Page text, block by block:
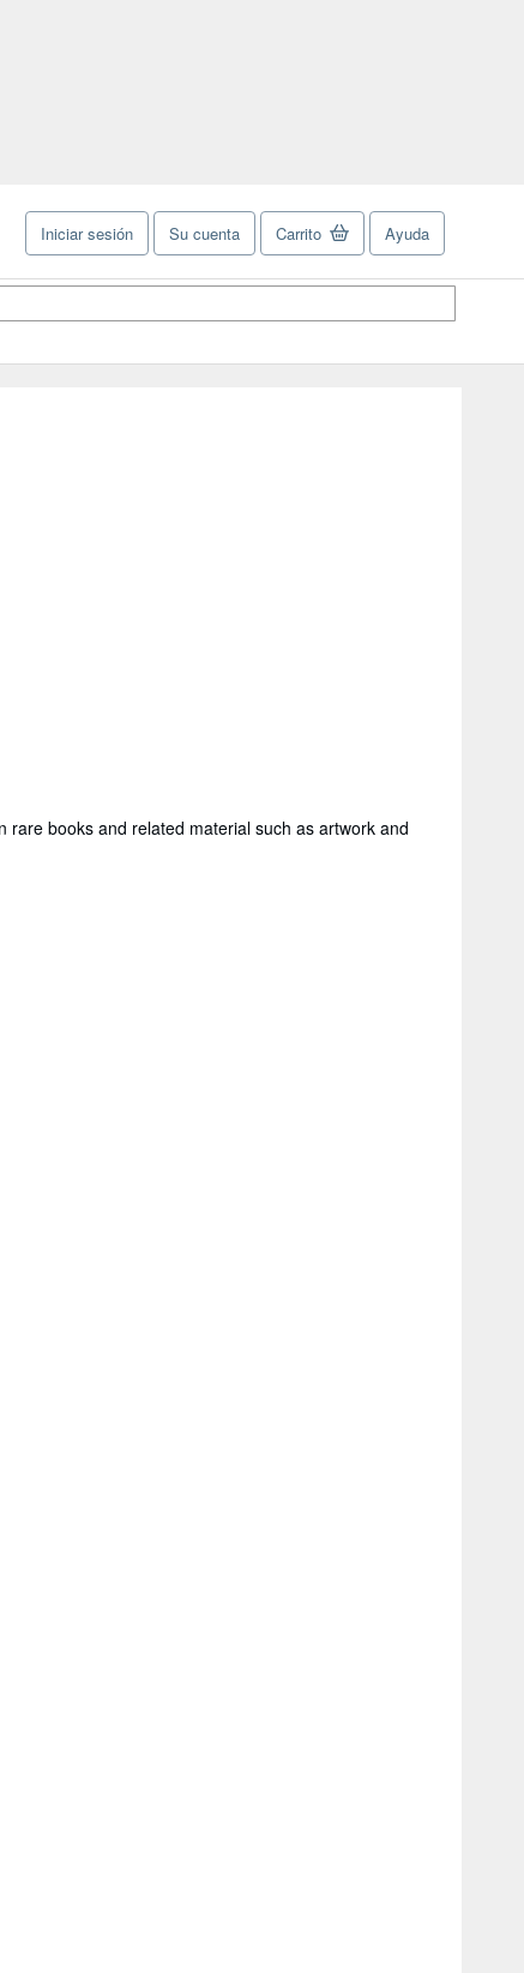
Iniciar sesión Su cuenta Carrito Ayuda
books and related material such as artwork and